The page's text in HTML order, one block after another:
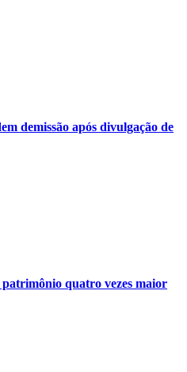
demissão após divulgação de
quatro vezes maior